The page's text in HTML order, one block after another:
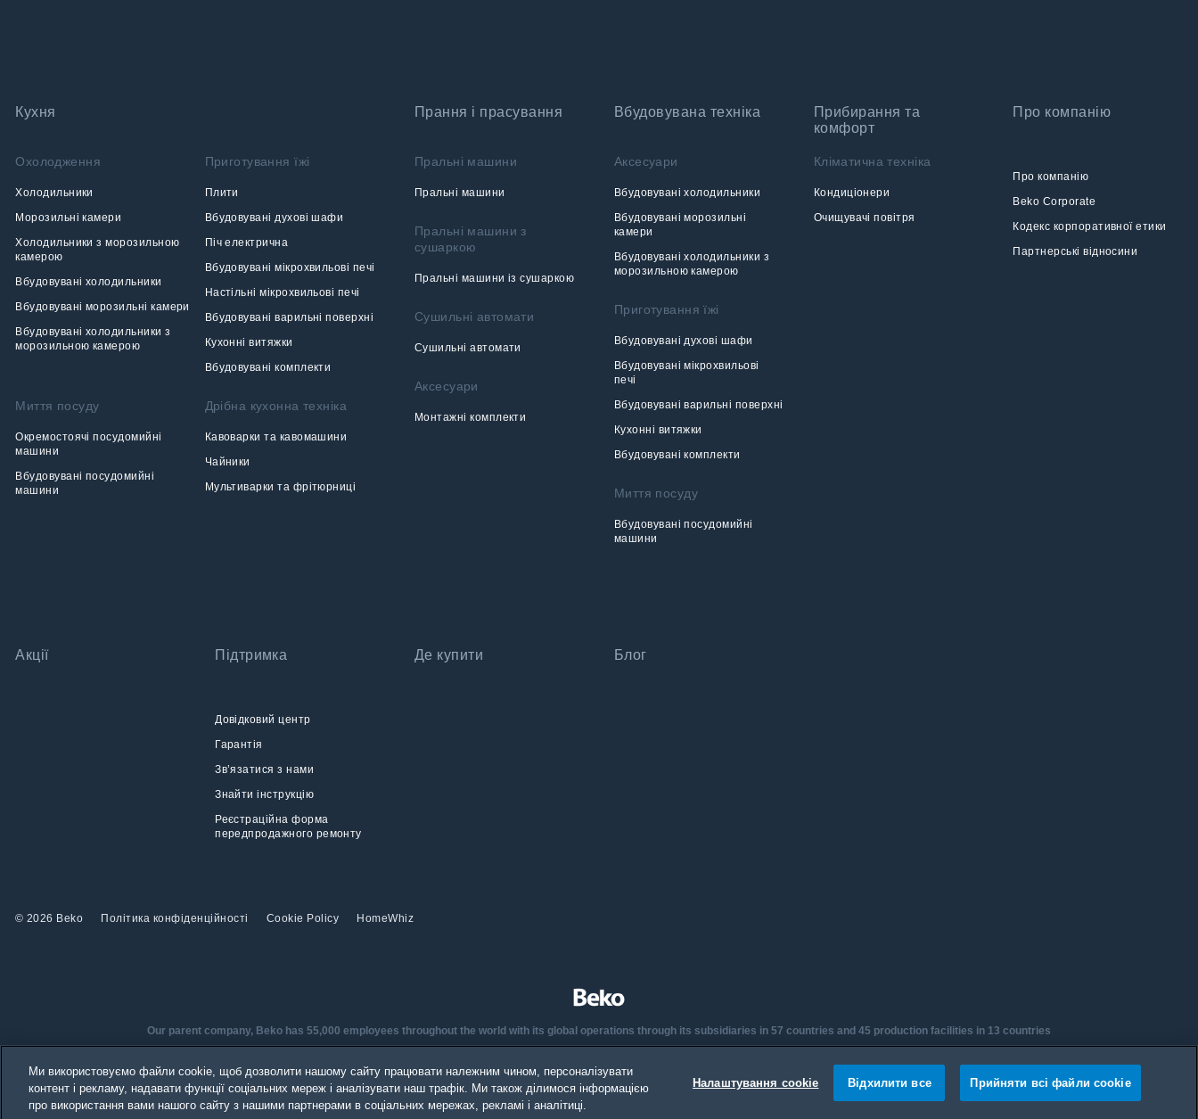
Кухня
Охолодження
Холодильники
Морозильні камери
Холодильники з морозильною
камерою
Вбудовувані холодильники
Вбудовувані морозильні камери
Вбудовувані холодильники з
морозильною камерою
Приготування їжі
Плити
Вбудовувані духові шафи
Піч електрична
Вбудовувані мікрохвильові печі
Настільні мікрохвильові печі
Вбудовувані варильні поверхні
Кухонні витяжки
Вбудовувані комплекти
Миття посуду
Окремостоячі посудомийні
машини
Вбудовувані посудомийні
машини
Дрібна кухонна техніка
Кавоварки та кавомашини
Чайники
Мультиварки та фрітюрниці
Прання і прасування
Пральні машини
Пральні машини
Пральні машини з
сушаркою
Пральні машини із сушаркою
Сушильні автомати
Сушильні автомати
Аксесуари
Монтажні комплекти
Вбудовувана техніка
Аксесуари
Вбудовувані холодильники
Вбудовувані морозильні
камери
Вбудовувані холодильники з
морозильною камерою
Приготування їжі
Вбудовувані духові шафи
Вбудовувані мікрохвильові
печі
Вбудовувані варильні поверхні
Кухонні витяжки
Вбудовувані комплекти
Миття посуду
Вбудовувані посудомийні
машини
Прибирання та
комфорт
Кліматична техніка
Кондиціонери
Очищувачі повітря
Про компанію
Про компанію
Beko Corporate
Кодекс корпоративної етики
Партнерські відносини
Акції Підтримка
Довідковий центр
Гарантія
Зв’язатися з нами
Знайти інструкцію
Реєстраційна форма
передпродажного ремонту
Де купити Блог
© 2026 Beko Політика конфіденційності Cookie Policy HomeWhiz
Our parent company, Beko has 55,000 employees throughout the world with its global operations through its subsidiaries in 57 countries and 45 production facilities in 13 countries
Beko became the largest white goods company in Europe with its market share (based on volumes). Beko’s 31 R&D and Design Centers & Offices across the globe
are home to over 2,300 researchers and hold more than 3,500 international registered patent applications to date.
Ми використовуємо файли cookie, щоб дозволити нашому сайту працювати належним чином, персоналізувати
контент і рекламу, надавати функції соціальних мереж і аналізувати наш трафік. Ми також ділимося інформацією
про використання вами нашого сайту з нашими партнерами в соціальних мережах, рекламі і аналітиці.
Налаштування cookie Відхилити все Прийняти всі файли сookie